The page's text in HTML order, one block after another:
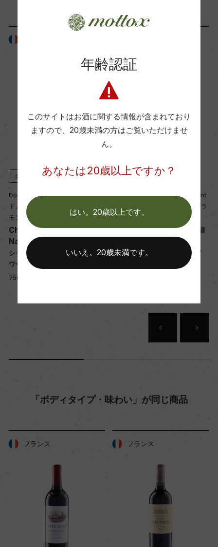
Wine Advocate 獲得点
国内ワイン専門誌評価歴
Wine Spectator 得点
醗酵：オーク樽
熟成：オーク樽 11カ月(228L、新樽比率25%)
年間生産量
2400
栽培面積
泥土の層の上に石灰質の層。 表土は粘土石灰質
A.O.C.ジュヴレ・シャンベルタン
赤 2023
Domaine Machard de Gramont
ドメーヌ・マシャール・ド・グラ
モン
Chambolle Musigny Les
Nazoires
シャンボル・ミュジニー レ・ナゾ
ワール
750ml, 13,900 yen
赤 2023
Domaine Machard de Gramont
ドメーヌ・マシャール・ド・グラ
モン
Chorey les Beaune Vieill
ショレイ・レ・ボーヌ ヴィエイ
「ボディタイプ・味わい」が同じ商品
フランス フランス
年齢認証
このサイトはお酒に関する情報が含まれており
ますので、 20歳未満の方はご覧いただけませ
ん。
あなたは20歳以上ですか？
はい。20歳以上です。
いいえ。20歳未満です。